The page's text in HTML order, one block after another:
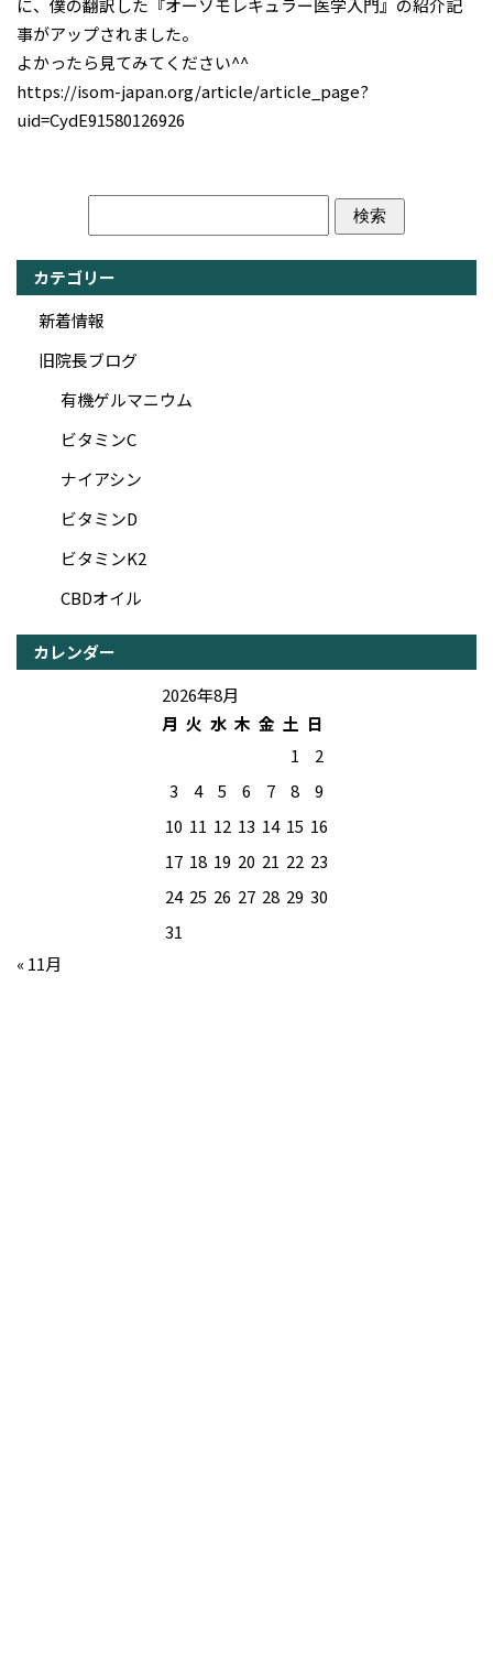
に、僕の翻訳した『オーソモレキュラー医学入門』の紹介記
事がアップされました。
よかったら見てみてください^^
https://isom-japan.org/article/article_page?
uid=CydE91580126926
カテゴリー
新着情報
旧院長ブログ
有機ゲルマニウム
ビタミンC
ナイアシン
ビタミンD
ビタミンK2
CBDオイル
カレンダー
2026年8月
月 火 水 木 金 土 日
1
2
3
4 5 6 7 8
9
10 11 12 13 14 15 16
17 18 19 20 21 22 23
24 25 26 27 28 29 30
31
« 11月